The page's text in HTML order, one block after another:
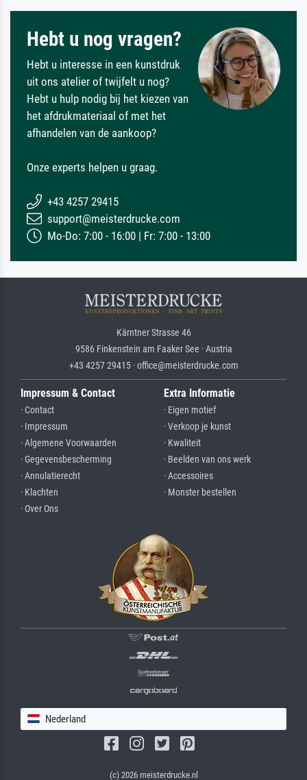
Hebt u nog vragen?
Hebt u interesse in een kunstdruk
uit ons atelier of twijfelt u nog?
Hebt u hulp nodig bij het kiezen van
het afdrukmateriaal of met het
afhandelen van de aankoop?
Onze experts helpen u graag.
+43 4257 29415
support@meisterdrucke.com
Mo-Do: 7:00 - 16:00 | Fr: 7:00 - 13:00
Kärntner Strasse 46
9586 Finkenstein am Faaker See · Austria
+43 4257 29415 · office@meisterdrucke.com
Impressum & Contact
· Contact
· Impressum
· Algemene Voorwaarden
· Gegevensbescherming
· Annulatierecht
· Klachten
· Over Ons
Extra Informatie
· Eigen motief
· Verkoop je kunst
· Kwaliteit
· Beelden van ons werk
· Accessoires
· Monster bestellen
Nederland
(c) 2026 meisterdrucke.nl